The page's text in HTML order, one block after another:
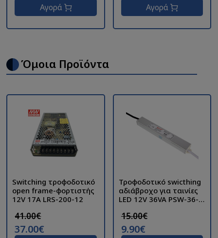
Αγορά Αγορά
Όμοια Προϊόντα
Switching τροφοδοτικό
open frame-φορτιστής
12V 17A LRS-200-12
41.00€
37.00€
Τροφοδοτικό swicthing
αδιάβροχο για ταινίες
LED 12V 36VA PSW-36-
15.00€
9.90€